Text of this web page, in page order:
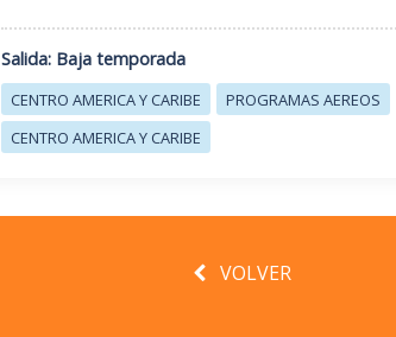
Salida: Baja temporada
CENTRO AMERICA Y CARIBE
PROGRAMAS AEREOS
CENTRO AMERICA Y CARIBE
VOLVER